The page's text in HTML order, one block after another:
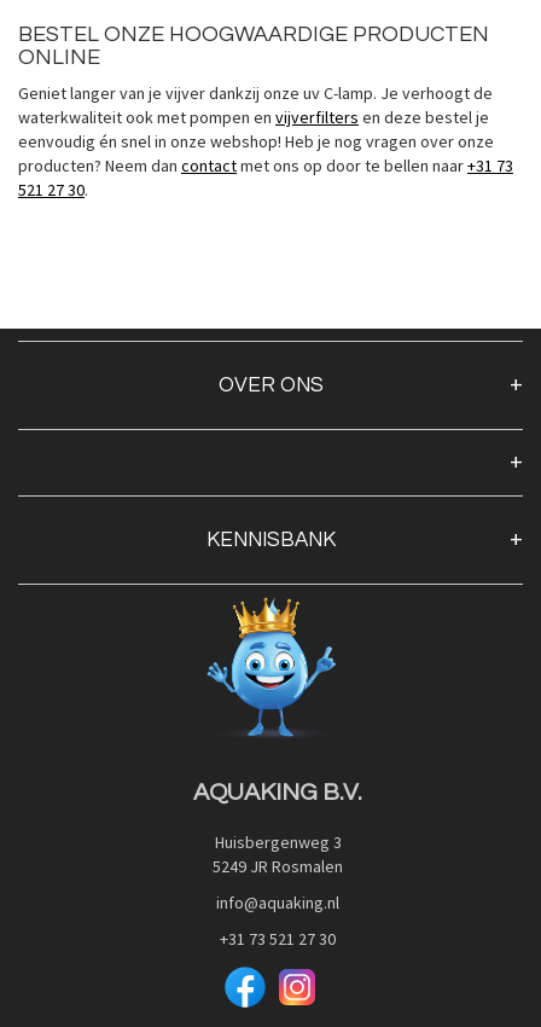
BESTEL ONZE HOOGWAARDIGE PRODUCTEN
ONLINE
Geniet langer van je vijver dankzij onze uv C-lamp. Je verhoogt de
waterkwaliteit ook met pompen en vijverfilters en deze bestel je
eenvoudig én snel in onze webshop! Heb je nog vragen over onze
producten? Neem dan contactmet ons op door te bellen naar+31 73
521 27 30.
OVER ONS
Openingstijden
Contact
Privacy Policy
Veilig betalen met:
KENNISBANK
Blog
Advies
Red Label Filter Series
Nishikigoi-Ô
JPD Japan Pet Design
AQUAKING B.V.
Huisbergenweg 3
5249 JR Rosmalen
info@aquaking.nl
+31 73 521 27 30